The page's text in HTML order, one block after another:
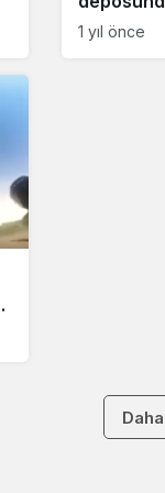
1 yıl önce